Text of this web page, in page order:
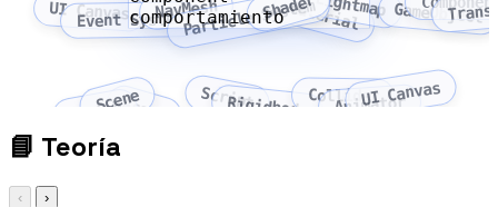
UI Canvas
Event SystemNavMesh
Particle System
ShaderMaterial GameObject
Prefab
Scene
Asset ScriptRigidbody Collider
Animator
UI Canvas
comportamiento
📘 Teoría
‹ ›